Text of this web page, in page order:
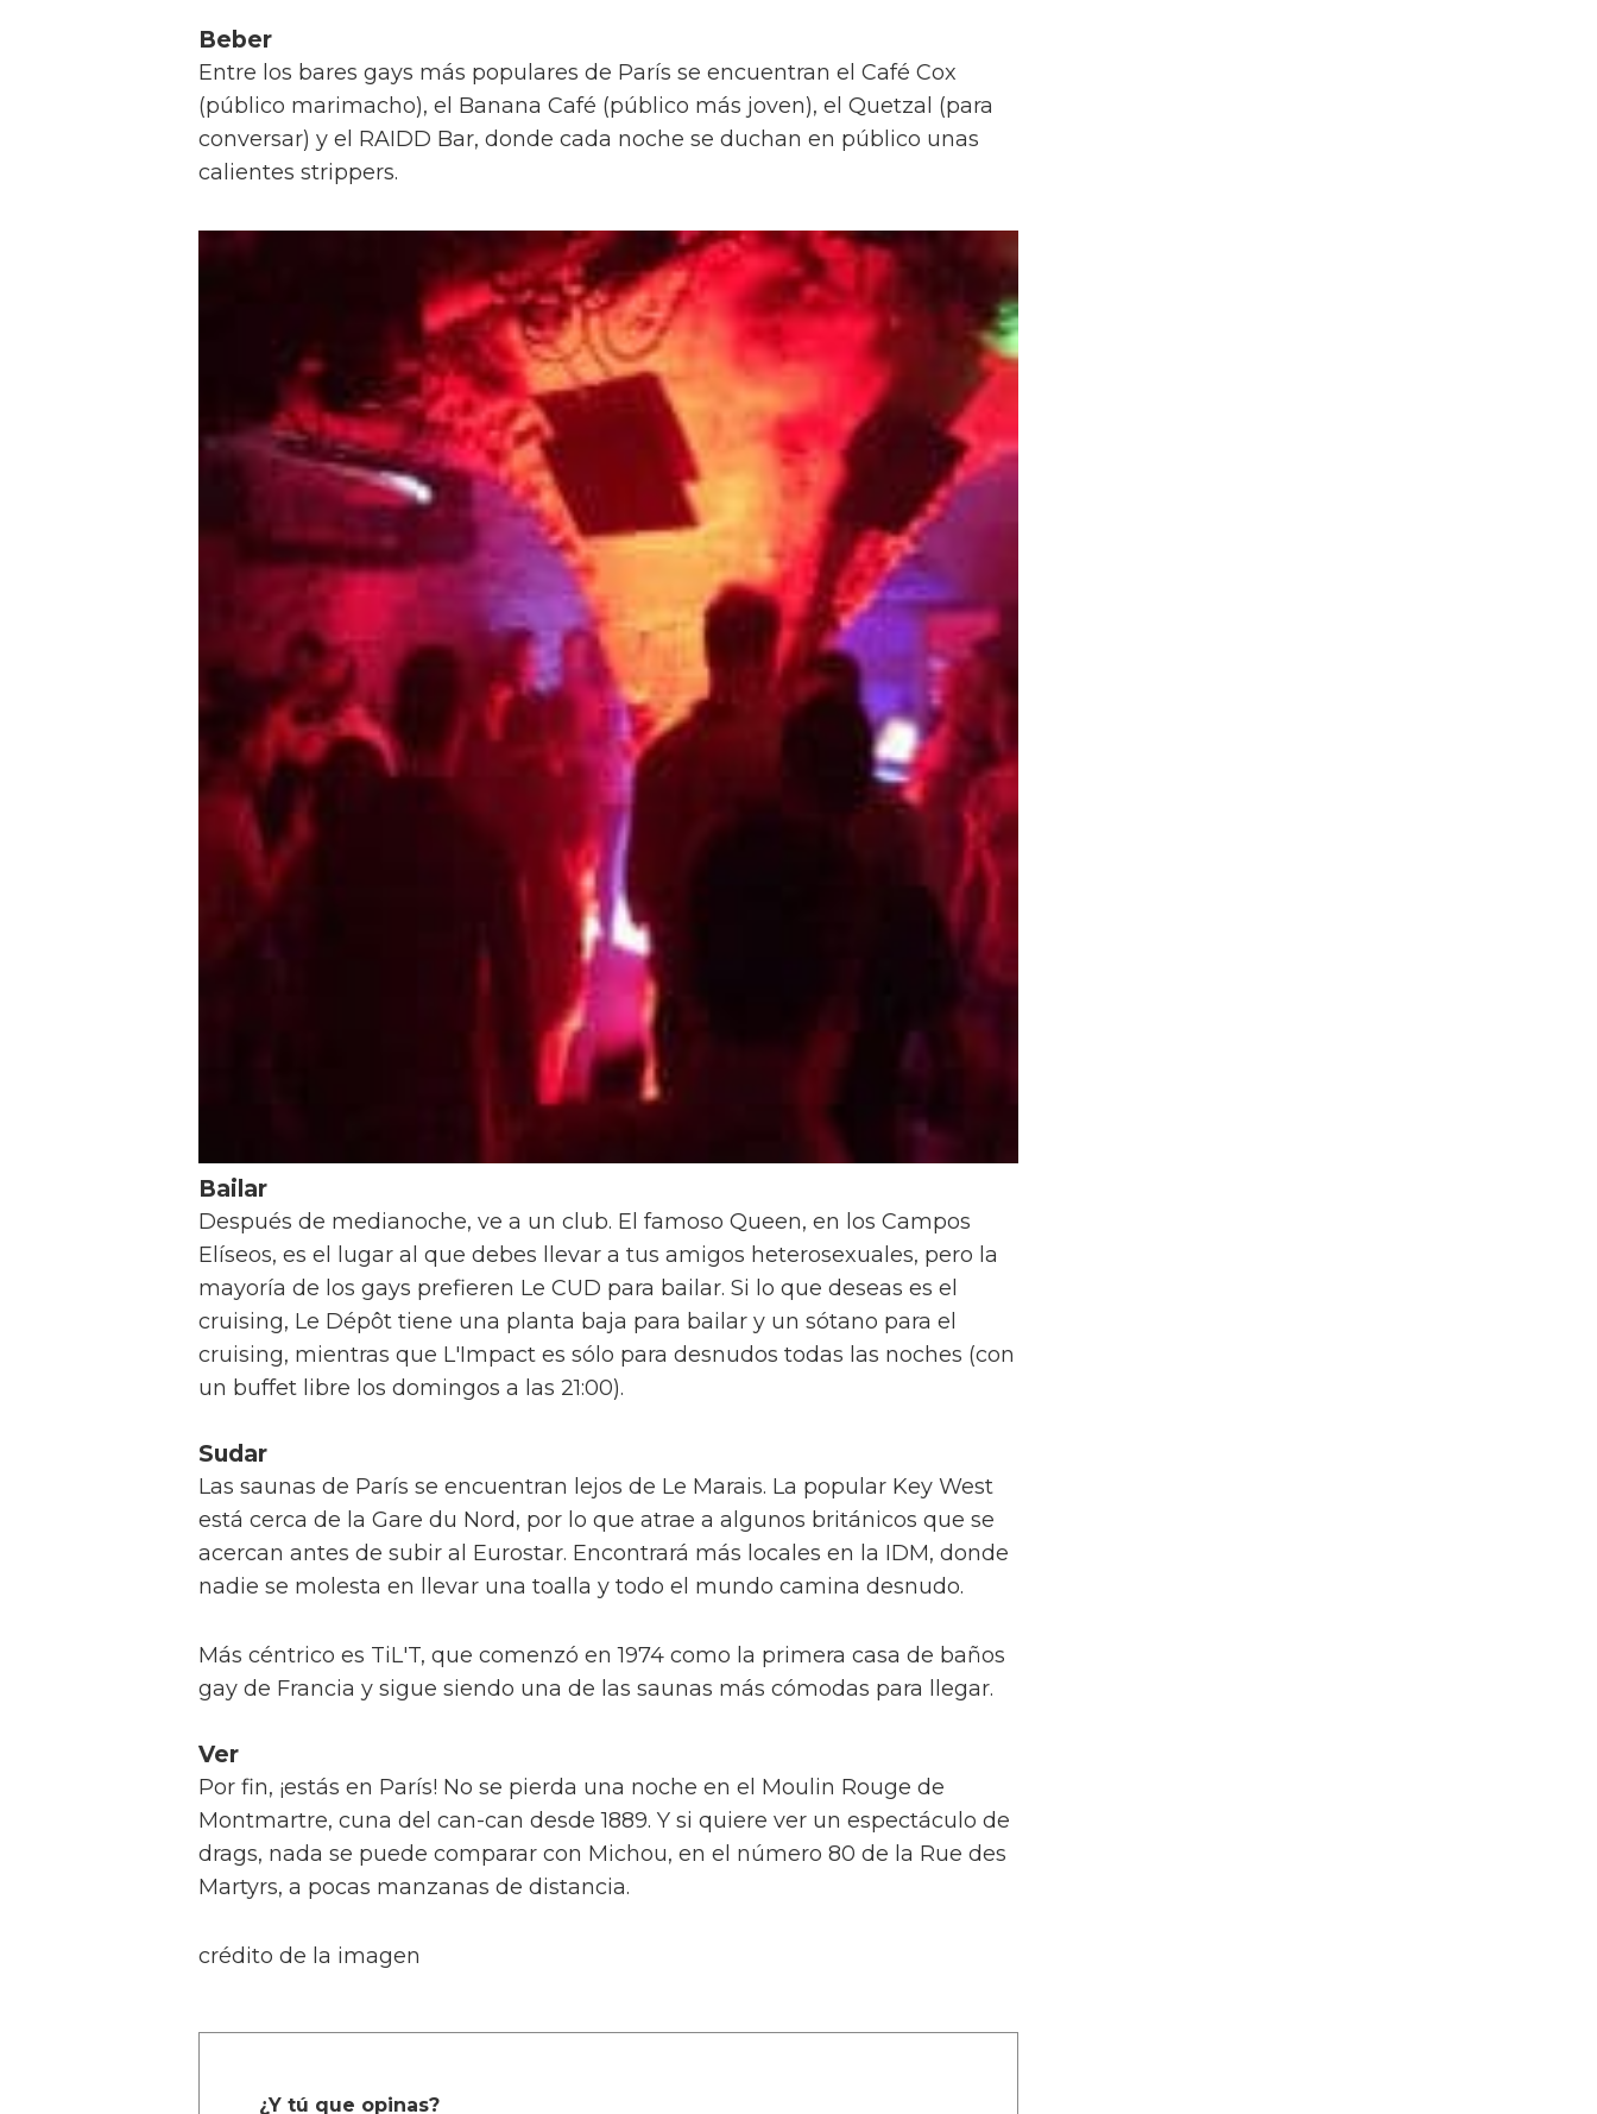
Beber
Entre los bares gays más populares de París se encuentran el Café Cox
(público marimacho), el Banana Café (público más joven), el Quetzal (para
conversar) y el RAIDD Bar, donde cada noche se duchan en público unas
calientes strippers.
Bailar
Después de medianoche, ve a un club. El famoso Queen, en los Campos
Elíseos, es el lugar al que debes llevar a tus amigos heterosexuales, pero la
mayoría de los gays prefieren Le CUD para bailar. Si lo que deseas es el
cruising, Le Dépôt tiene una planta baja para bailar y un sótano para el
cruising, mientras que L'Impact es sólo para desnudos todas las noches (con
un buffet libre los domingos a las 21:00).
Sudar
Las saunas de París se encuentran lejos de Le Marais. La popular Key West
está cerca de la Gare du Nord, por lo que atrae a algunos británicos que se
acercan antes de subir al Eurostar. Encontrará más locales en la IDM, donde
nadie se molesta en llevar una toalla y todo el mundo camina desnudo.
Más céntrico es TiL'T, que comenzó en 1974 como la primera casa de baños
gay de Francia y sigue siendo una de las saunas más cómodas para llegar.
Ver
Por fin, ¡estás en París! No se pierda una noche en el Moulin Rouge de
Montmartre, cuna del can-can desde 1889. Y si quiere ver un espectáculo de
drags, nada se puede comparar con Michou, en el número 80 de la Rue des
Martyrs, a pocas manzanas de distancia.
crédito de la imagen
¿Y tú que opinas?